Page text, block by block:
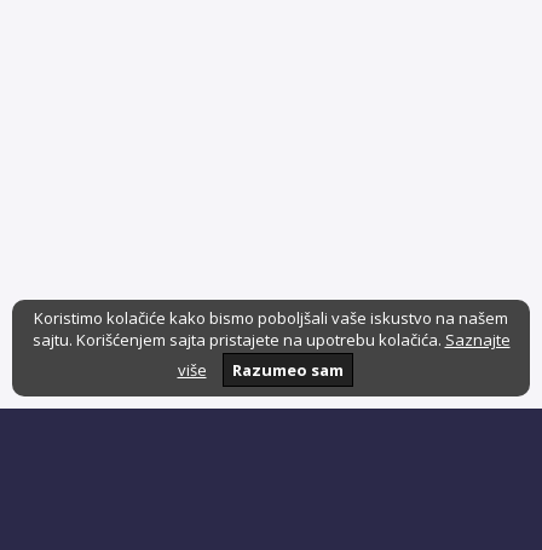
Koristimo kolačiće kako bismo poboljšali vaše iskustvo na našem
sajtu. Korišćenjem sajta pristajete na upotrebu kolačića. Saznajte
više
Razumeo sam